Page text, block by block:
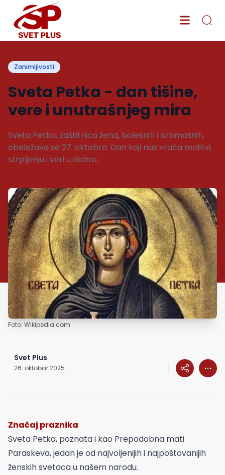
Zanimljivosti
Sveta Petka - dan tišine,
vere i unutrašnjeg mira
Sveta Petka, zaštitnica žena, bolesnih i siromašnih,
obeležava se 27. oktobra. Dan koji nas vraća molitvi,
strpljenju i veri u dobro.
Foto: Wikipedia.com
Svet Plus
26. oktobar 2025.
Značaj praznika
Sveta Petka, poznata i kao Prepodobna mati
Paraskeva, jedan je od najvoljenijih i najpoštovanijih
ženskih svetaca u našem narodu.